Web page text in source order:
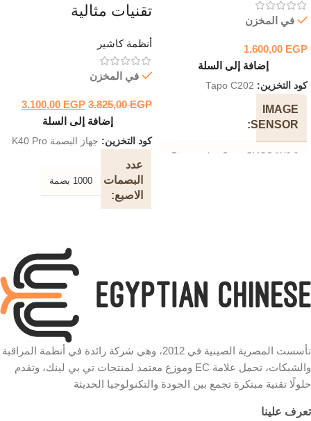
في المخزن
1.600,00 EGP
إضافة إلى السلة
كود التخزين: Tapo C202
IMAGE
SENSOR
1/2.8” Progressive Scan CMOS
MOTION
Pan Mechanical Range: 340°
Tilt Mechanical Range: 70°
VISION
تقنيات مثالية
أنظمة كاشير
في المخزن
3.825,00EGP
3.100,00 EGP
إضافة إلى السلة
كود التخزين: جهاز البصمة K40 Pro
عدد
البصمات
الاصبع
1000 بصمة
عدد
بصمات
لوحة
المفاتيح
تأسست المصرية الصينية في 2012، وهي شركة رائدة في أنظمة المراقبة
والشبكات، تحمل علامة EC وموزع معتمد لمنتجات تي بي لينك، وتقدم
حلولًا تقنية مبتكرة تجمع بين الجودة والتكنولوجيا الحديثة
تعرف علينا